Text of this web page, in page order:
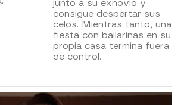
junto a su exnovio y
consigue despertar sus
celos. Mientras tanto, una
fiesta con bailarinas en su
propia casa termina fuera
de control.